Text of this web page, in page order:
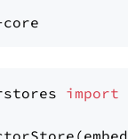
import